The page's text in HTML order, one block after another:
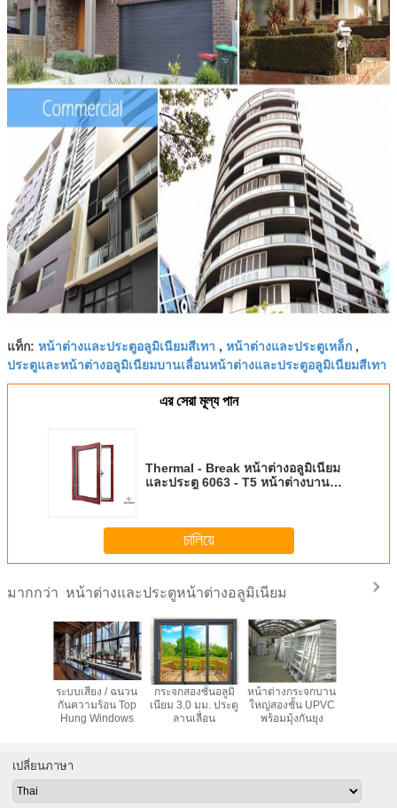
แท็ก: หน้าต่างและประตูอลูมิเนียมสีเทา , หน้าต่างและประตูเหล็ก ,
ประตูและหน้าต่างอลูมิเนียมบานเลื่อนหน้าต่างและประตูอลูมิเนียมสีเทา
এর সেরা মূল্য পান
Thermal - Break หน้าต่างอลูมิเนียม
และประตู 6063 - T5 หน้าต่างบานคู่
চালিয়ে
มากกว่า หน้าต่างและประตูหน้าต่างอลูมิเนียม
ระบบเสียง / ฉนวน
กันความร้อน Top
Hung Windows
กระจกสองชั้นอลูมิ
เนียม 3.0 มม. ประตู
ลานเลื่อน
หน้าต่างกระจกบาน
ใหญ่สองชั้น UPVC
พร้อมมุ้งกันยุง
เปลี่ยนภาษา